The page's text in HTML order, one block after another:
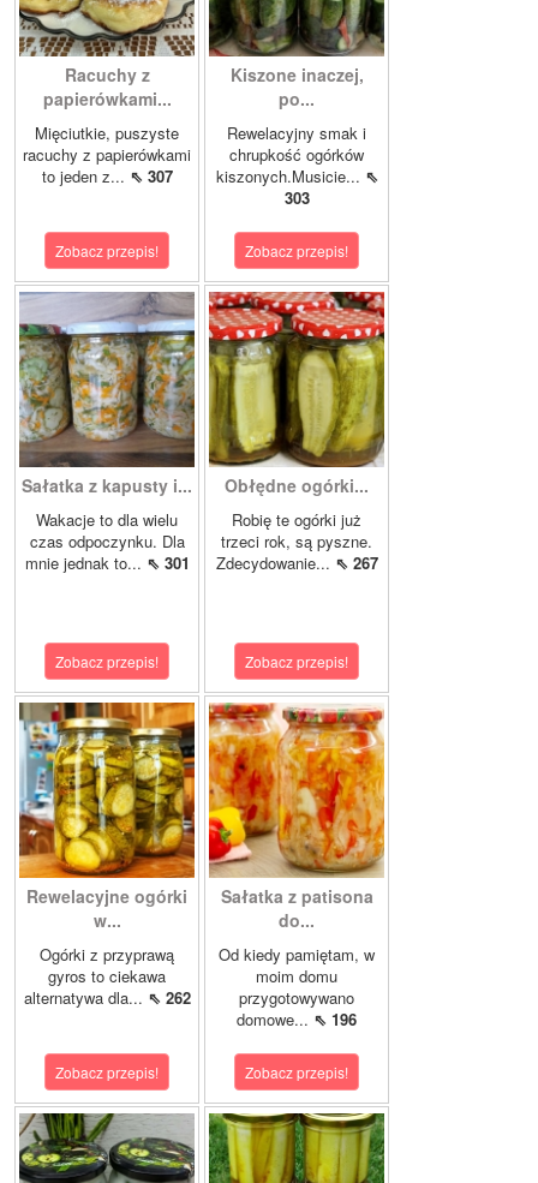
Racuchy z
papierówkami...
Mięciutkie, puszyste
racuchy z papierówkami
to jeden z... ⇖ 307
Zobacz przepis!
Kiszone inaczej,
po...
Rewelacyjny smak i
chrupkość ogórków
kiszonych.Musicie... ⇖
303
Zobacz przepis!
Sałatka z kapusty i...
Wakacje to dla wielu
czas odpoczynku. Dla
mnie jednak to... ⇖ 301
Zobacz przepis!
Obłędne ogórki...
Robię te ogórki już
trzeci rok, są pyszne.
Zdecydowanie... ⇖ 267
Zobacz przepis!
Rewelacyjne ogórki
w...
Ogórki z przyprawą
gyros to ciekawa
alternatywa dla... ⇖ 262
Zobacz przepis!
Sałatka z patisona
do...
Od kiedy pamiętam, w
moim domu
przygotowywano
domowe... ⇖ 196
Zobacz przepis!